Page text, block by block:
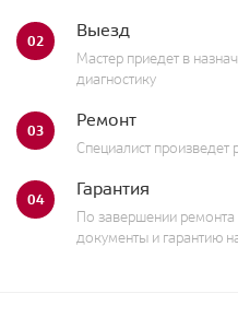
02 Выезд
Мастер приедет в
диагностику
03 Ремонт
Специалист
04 Гарантия
По завершении
документы и гарантию